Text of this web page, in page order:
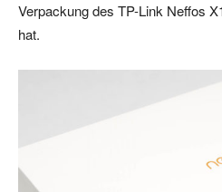
Verpackung des TP-Link Neffos
hat.